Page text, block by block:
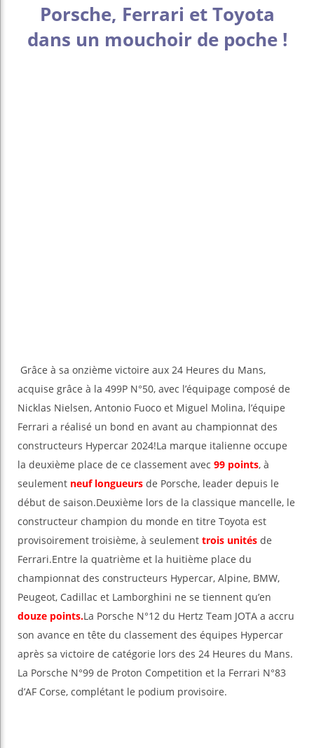
Porsche, Ferrari et Toyota
dans un mouchoir de poche !
Grâce à sa onzième victoire aux 24 Heures du Mans,
acquise grâce à la 499P N°50, avec l’équipage composé de
Nicklas Nielsen, Antonio Fuoco et Miguel Molina, l’équipe
Ferrari a réalisé un bond en avant au championnat des
constructeurs Hypercar 2024!La marque italienne occupe
la deuxième place de ce classement avec 99 points, à
seulement neuf longueurs de Porsche, leader depuis le
début de saison.Deuxième lors de la classique mancelle, le
constructeur champion du monde en titre Toyota est
provisoirement troisième, à seulement trois unités de
Ferrari.Entre la quatrième et la huitième place du
championnat des constructeurs Hypercar, Alpine, BMW,
Peugeot, Cadillac et Lamborghini ne se tiennent qu’en
douze points.La Porsche N°12 du Hertz Team JOTA a accru
son avance en tête du classement des équipes Hypercar
après sa victoire de catégorie lors des 24 Heures du Mans.
La Porsche N°99 de Proton Competition et la Ferrari N°83
d’AF Corse, complétant le podium provisoire.